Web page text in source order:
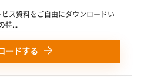
ス資料をご自由にダウンロードい
特...
ードする